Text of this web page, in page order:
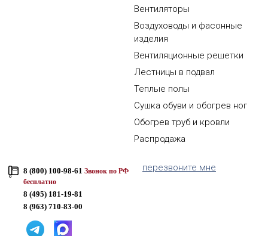
Вентиляторы
Воздуховоды и фасонные
изделия
Вентиляционные решетки
Лестницы в подвал
Теплые полы
Сушка обуви и обогрев ног
Обогрев труб и кровли
Распродажа
8 (800) 100-98-61 Звонок по РФ
бесплатно
8 (495) 181-19-81
8 (963) 710-83-00
перезвоните мне